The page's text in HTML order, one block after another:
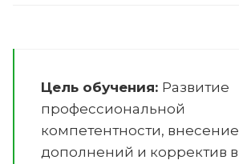
Цель обучения: Развитие
профессиональной
компетентности, внесение
дополнений и корректив в